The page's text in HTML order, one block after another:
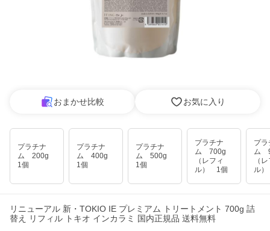
おまかせ比較 お気に入り
プラチナ
ム 200g
1個
プラチナ
ム 400g
1個
プラチナ
ム 500g
1個
プラチナ
ム 700g
（レフィ
ル） 1個
プラ
ム
（
ル
リニューアル 新・TOKIO IE プレミアム トリートメント 700g 詰
替え リフィル トキオ インカラミ 国内正規品 送料無料